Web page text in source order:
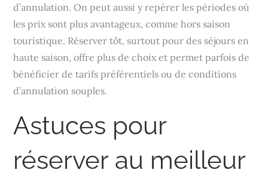
d’annulation. On peut aussi y repérer les périodes où
les prix sont plus avantageux, comme hors saison
touristique. Réserver tôt, surtout pour des séjours en
haute saison, offre plus de choix et permet parfois de
bénéficier de tarifs préférentiels ou de conditions
d’annulation souples.
Astuces pour
réserver au meilleur